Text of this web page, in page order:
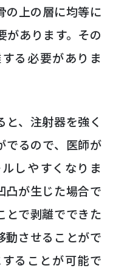
の上の層に均等に
があります。その
る必要がありま
、注射器を強く
でるので、医師が
しやすくなりま
凸が生じた場合で
とで剥離でできた
動させることがで
ることが可能で